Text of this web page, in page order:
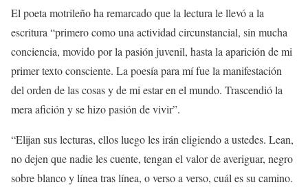
El poeta motrileño ha remarcado que la lectura le llevó a la
escritura “primero como una actividad circunstancial, sin mucha
conciencia, movido por la pasión juvenil, hasta la aparición de mi
primer texto consciente. La poesía para mí fue la manifestación
del orden de las cosas y de mi estar en el mundo. Trascendió la
mera afición y se hizo pasión de vivir”.
“Elijan sus lecturas, ellos luego les irán eligiendo a ustedes. Lean,
no dejen que nadie les cuente, tengan el valor de averiguar, negro
sobre blanco y línea tras línea, o verso a verso, cuál es su camino.